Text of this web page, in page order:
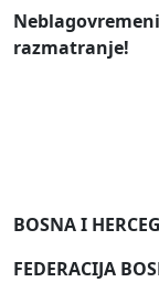
razmatranje!
BOSNA I
FEDERACIJA